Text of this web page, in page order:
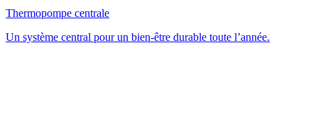
Thermopompe centrale
Un système central pour un bien-être durable toute l’année.